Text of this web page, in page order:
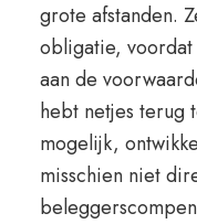
grote afstanden.
obligatie,
aan de
hebt netjes terug
mogelijk,
misschien niet